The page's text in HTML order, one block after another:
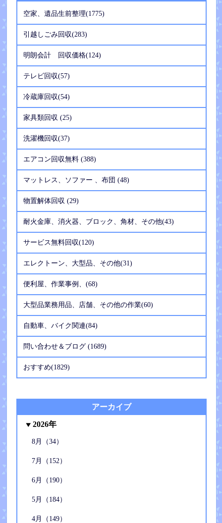
空家、遺品生前整理(1775)
引越しごみ回収(283)
明朗会計 回収価格(124)
テレビ回収(57)
冷蔵庫回収(54)
家具類回収 (25)
洗濯機回収(37)
エアコン回収無料 (388)
マットレス、ソファー 、布団 (48)
物置解体回収 (29)
耐火金庫、消火器、ブロック、角材、その他(43)
サービス無料回収(120)
エレクトーン、大型品、その他(31)
便利屋、作業事例、(68)
大型品業務用品、店舗、その他の作業(60)
自動車、バイク関連(84)
問い合わせ＆ブログ (1689)
おすすめ(1829)
アーカイブ
2026年
8月（34）
7月（152）
6月（190）
5月（184）
4月（149）